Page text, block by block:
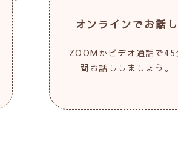
オンラインでお話
ZOOMかビデオ通話で45
間お話ししましょう。